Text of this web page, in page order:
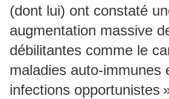
(dont lui) ont constaté
augmentation massive
débilitantes comme le
maladies auto-immunes
infections opportunistes